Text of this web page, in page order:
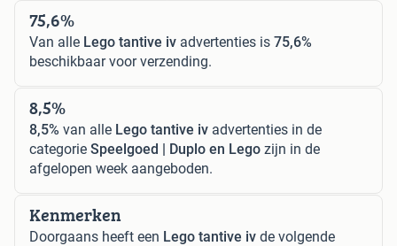
75,6%
Van alle Lego tantive iv advertenties is 75,6%
beschikbaar voor verzending.
8,5%
8,5% van alle Lego tantive iv advertenties in de
categorie Speelgoed | Duplo en Lego zijn in de
afgelopen week aangeboden.
Kenmerken
Doorgaans heeft een Lego tantive iv de volgende